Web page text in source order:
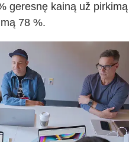
geresnę kainą už pirkimą
78 %.